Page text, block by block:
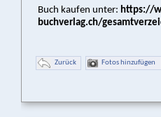
Buch kaufen unter: https://
buchverlag.ch/
Zurück Fotos hinzufügen